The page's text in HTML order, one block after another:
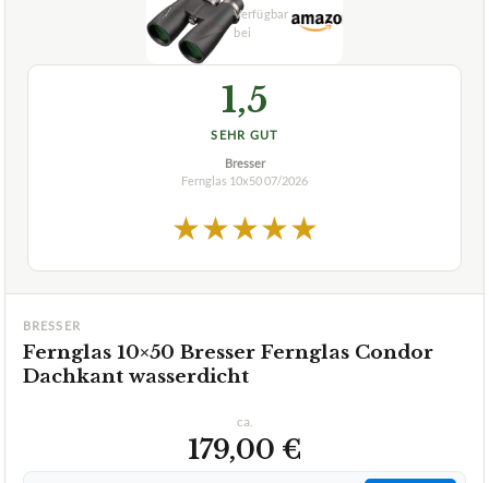
1,5
SEHR GUT
Bresser
Fernglas 10x5007/2026
★★★★★
BRESSER
Fernglas 10×50 Bresser Fernglas Condor
Dachkant wasserdicht
ca.
179,00 €